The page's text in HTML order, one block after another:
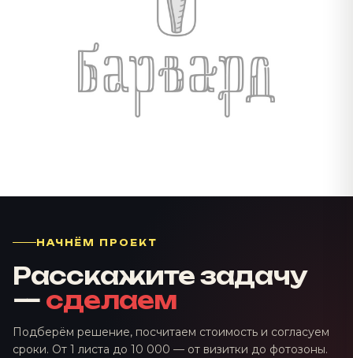
НАЧНЁМ ПРОЕКТ
Расскажите задачу
— сделаем
Подберём решение, посчитаем стоимость и согласуем
сроки. От 1 листа до 10 000 — от визитки до фотозоны.